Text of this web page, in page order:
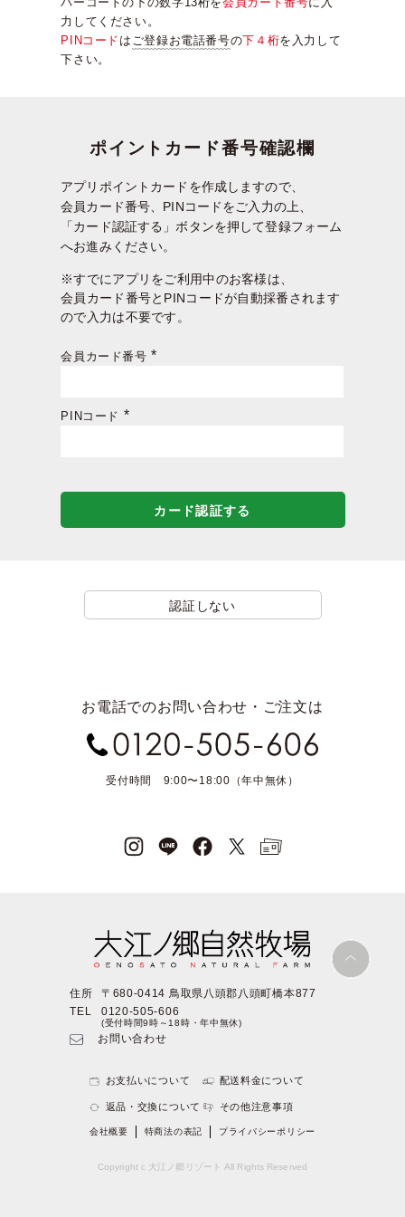
バーコードの下の数字13桁を会員カード番号に入
力してください。
PINコード は ご登録お電話番号の下４桁を入力して
下さい。
ポイントカード番号確認欄
アプリポイントカードを作成しますので、
会員カード番号、PINコードをご入力の上、
「カード認証する」ボタンを押して登録フォーム
へお進みください。
※すでにアプリをご利用中のお客様は、
会員カード番号とPINコードが自動採番されます
ので入力は不要です。
会員カード番号
PINコード
カード認証する
認証しない
お電話でのお問い合わせ・ご注文は
受付時間 9:00〜18:00（年中無休）
住所
〒680-0414 鳥取県八頭郡八頭町橋本877
TEL
0120-505-606
(受付時間9時～18時・年中無休)
お問い合わせ
お支払いについて 配送料金について
返品・交換について その他注意事項
会社概要 特商法の表記 プライバシーポリシー
Copyright c 大江ノ郷リゾート All Rights Reserved